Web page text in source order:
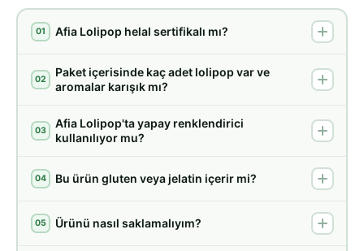
01 Afia Lolipop helal sertifikalı mı?
02
Paket içerisinde kaç adet lolipop var ve
aromalar karışık mı?
03
Afia Lolipop'ta yapay renklendirici
kullanılıyor mu?
04 Bu ürün gluten veya jelatin içerir mi?
05 Ürünü nasıl saklamalıyım?